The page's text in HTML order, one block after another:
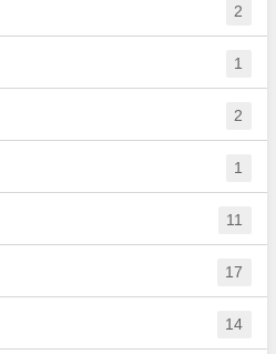
2
1
2
1
11
17
14